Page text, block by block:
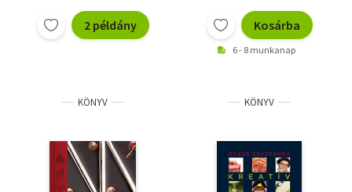
2 példány Kosárba
6 - 8 munkanap
KÖNYV KÖNYV